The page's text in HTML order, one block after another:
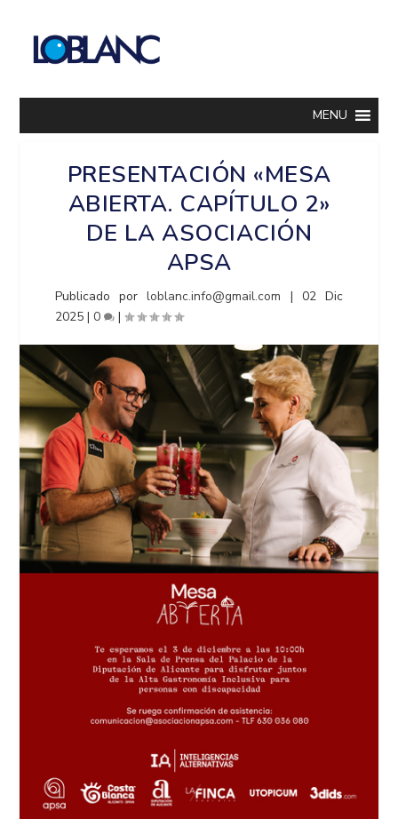
MENU
PRESENTACIÓN «MESA
ABIERTA. CAPÍTULO 2»
DE LA ASOCIACIÓN
APSA
Publicado porloblanc.info@gmail.com | 02 Dic
2025 |0 |